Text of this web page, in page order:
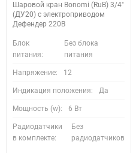
Шаровой кран Bonomi (RuB) 3/4"
(ДУ20) с электроприводом
Дефендер 220В
Блок
питания:
Без блока
питания
Напряжение: 12
Индикация положения: Да
Мощность (w): 6 Вт
Радиодатчики
в комплекте:
Без
радиодатчиков